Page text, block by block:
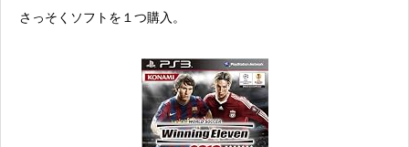
さっそくソフトを１つ購入。